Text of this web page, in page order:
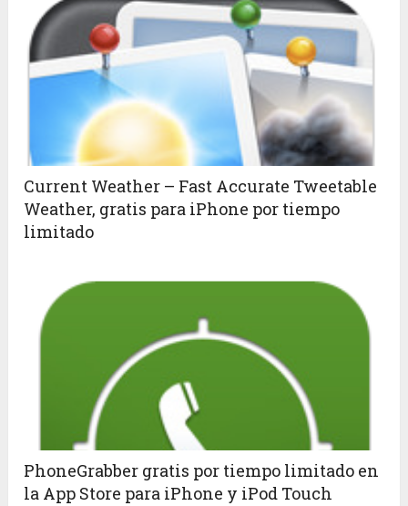
Current Weather – Fast Accurate Tweetable
Weather, gratis para iPhone por tiempo
limitado
PhoneGrabber gratis por tiempo limitado en
la App Store para iPhone y iPod Touch